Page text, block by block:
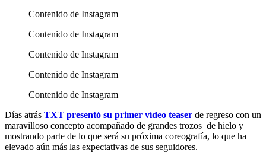
Contenido de Instagram
Contenido de Instagram
Contenido de Instagram
Contenido de Instagram
Contenido de Instagram
Días atrás TXT presentó su primer vídeo teaser de regreso con un
maravilloso concepto acompañado de grandes trozos de hielo y
mostrando parte de lo que será su próxima coreografía, lo que ha
elevado aún más las expectativas de sus seguidores.